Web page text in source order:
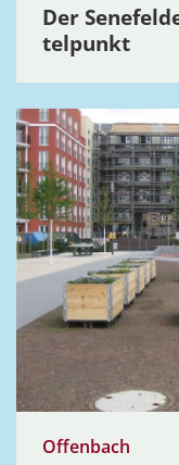
Der
tel­punkt
Offenbach